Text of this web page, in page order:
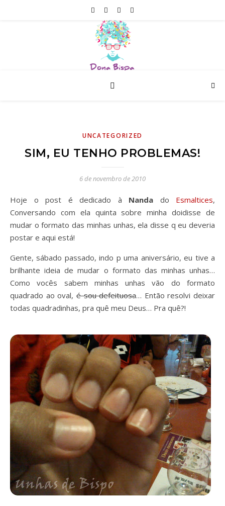
UNCATEGORIZED
SIM, EU TENHO PROBLEMAS!
6 de novembro de 2010
Hoje o post é dedicado à Nanda do Esmaltices,
Conversando com ela quinta sobre minha doidisse de
mudar o formato das minhas unhas, ela disse q eu deveria
postar e aqui está!
Gente, sábado passado, indo p uma aniversário, eu tive a
brilhante ideia de mudar o formato das minhas unhas…
Como vocês sabem minhas unhas vão do formato
quadrado ao oval, é sou defeituosa… Então resolvi deixar
todas quadradinhas, pra quê meu Deus… Pra quê?!